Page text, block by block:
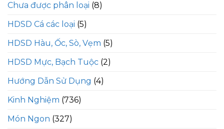
Chưa được phân loại (8)
HDSD Cá các loại (5)
HDSD Hàu, Ốc, Sò, Vẹm (5)
HDSD Mực, Bạch Tuộc (2)
Hướng Dẫn Sử Dụng (4)
Kinh Nghiệm (736)
Món Ngon (327)